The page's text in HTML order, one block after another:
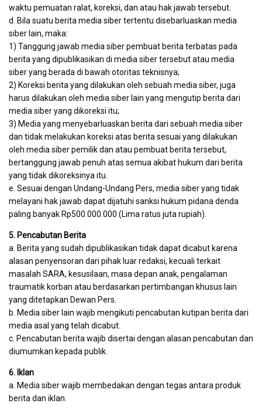
waktu pemuatan ralat, koreksi, dan atau hak jawab tersebut.
d. Bila suatu berita media siber tertentu disebarluaskan media
siber lain, maka:
1) Tanggung jawab media siber pembuat berita terbatas pada
berita yang dipublikasikan di media siber tersebut atau media
siber yang berada di bawah otoritas teknisnya;
2) Koreksi berita yang dilakukan oleh sebuah media siber, juga
harus dilakukan oleh media siber lain yang mengutip berita dari
media siber yang dikoreksi itu;
3) Media yang menyebarluaskan berita dari sebuah media siber
dan tidak melakukan koreksi atas berita sesuai yang dilakukan
oleh media siber pemilik dan atau pembuat berita tersebut,
bertanggung jawab penuh atas semua akibat hukum dari berita
yang tidak dikoreksinya itu.
e. Sesuai dengan Undang-Undang Pers, media siber yang tidak
melayani hak jawab dapat dijatuhi sanksi hukum pidana denda
paling banyak Rp500.000.000 (Lima ratus juta rupiah).
5. Pencabutan Berita
a. Berita yang sudah dipublikasikan tidak dapat dicabut karena
alasan penyensoran dari pihak luar redaksi, kecuali terkait
masalah SARA, kesusilaan, masa depan anak, pengalaman
traumatik korban atau berdasarkan pertimbangan khusus lain
yang ditetapkan Dewan Pers.
b. Media siber lain wajib mengikuti pencabutan kutipan berita dari
media asal yang telah dicabut.
c. Pencabutan berita wajib disertai dengan alasan pencabutan dan
diumumkan kepada publik.
6. Iklan
a. Media siber wajib membedakan dengan tegas antara produk
berita dan iklan.